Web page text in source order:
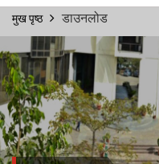
Skip
content
Breadcrumb
मुख पृष्ठ डाउनलोड